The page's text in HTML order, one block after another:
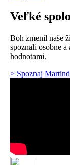
Veľké
Boh zmenil naše
spoznali osobne
hodnotami.
> Spoznaj